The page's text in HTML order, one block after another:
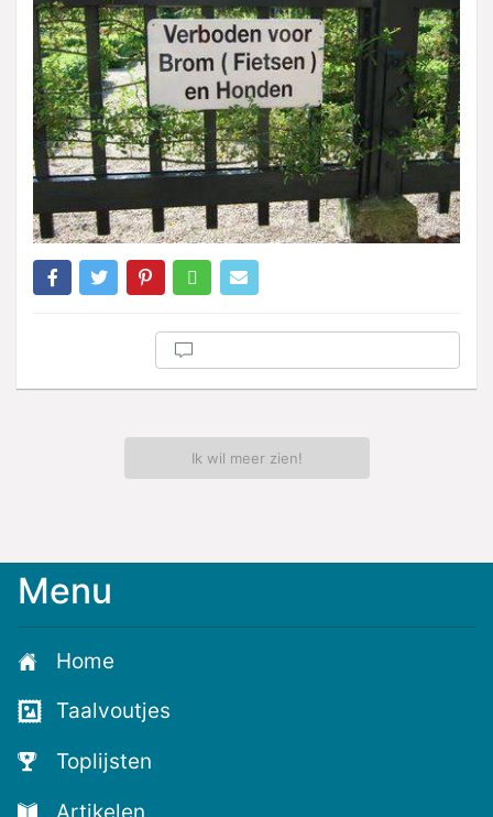
Ik wil meer zien!
Meld
voor
de
nieuwste
voutjes
en
de
Menu
Home
Taalvoutjes
Toplijsten
Artikelen